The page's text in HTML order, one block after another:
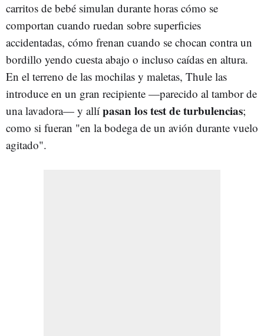
carritos de bebé simulan durante horas cómo se
comportan cuando ruedan sobre superficies
accidentadas, cómo frenan cuando se chocan contra un
bordillo yendo cuesta abajo o incluso caídas en altura.
En el terreno de las mochilas y maletas, Thule las
introduce en un gran recipiente —parecido al tambor de
una lavadora— y allípasan los test de turbulencias;
como si fueran "en la bodega de un avión durante vuelo
agitado".